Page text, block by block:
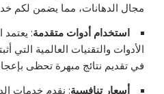
مجال الدهانات، مما يضمن لكم
استخدام أدوات متقدمة:
الأدوات والتقنيات العالمية التي
في تقديم نتائج مبهرة تحظى
أسعار تنافسية: نقدم خدمات